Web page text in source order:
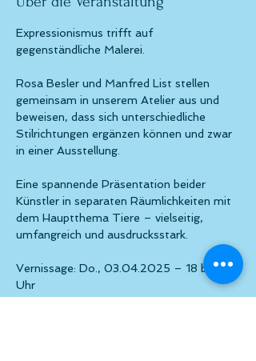
Expressionismus trifft auf
gegenständliche Malerei.
Rosa Besler und Manfred List stellen
gemeinsam in unserem Atelier aus und
beweisen, dass sich unterschiedliche
Stilrichtungen ergänzen können und zwar
in einer Ausstellung.
Eine spannende Präsentation beider
Künstler in separaten Räumlichkeiten mit
dem Hauptthema Tiere – vielseitig,
umfangreich und ausdrucksstark.
Vernissage: Do., 03.04.2025 – 18 bis 22
Uhr